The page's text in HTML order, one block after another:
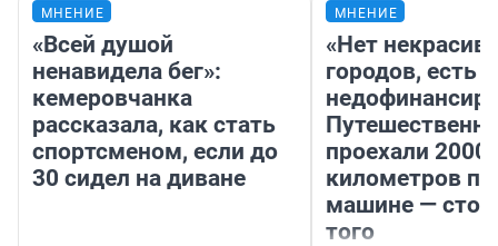
МНЕНИЕ
«Всей душой
ненавидела бег»:
кемеровчанка
рассказала, как стать
спортсменом, если до
30 сидел на диване
МНЕНИЕ
«Нет
городов, есть
проехали 2000
километров по
машине —
того